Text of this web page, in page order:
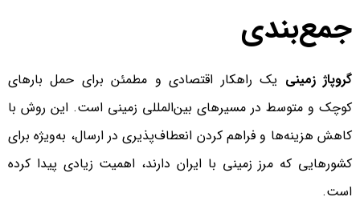
جمع‌بندی
گروپاژ زمینی یک راهکار اقتصادی و مطمئن برای حمل بارهای
کوچک و متوسط در مسیرهای بین‌المللی زمینی است. این روش با
کاهش هزینه‌ها و فراهم کردن انعطاف‌پذیری در ارسال، به‌ویژه برای
کشورهایی که مرز زمینی با ایران دارند، اهمیت زیادی پیدا کرده
است.